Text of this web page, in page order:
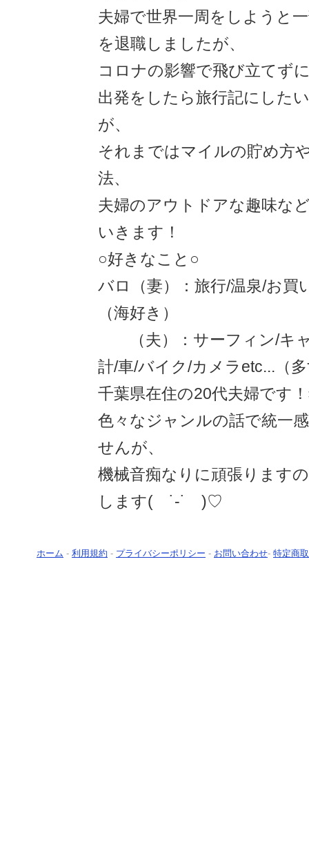
夫婦で世界一周をしようと
を退職しましたが、
コロナの影響で飛び立てず
出発をしたら旅行記にした
が、
それまではマイルの貯め方
法、
夫婦のアウトドアな趣味な
いきます！
○好きなこと○
バロ（妻）：旅行/温泉/お買
（海好き）
（夫）：サーフィン/キャ
計/車/バイク/カメラetc...（
千葉県在住の20代夫婦です
色々なジャンルの話で統一
せんが、
機械音痴なりに頑張ります
します( ˙-˙ )♡
ホーム - 利用規約 - プライバシーポリシー - お問い合わせ- 特定商